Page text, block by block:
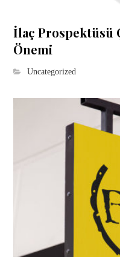
İlaç
Önemi
Uncategorized